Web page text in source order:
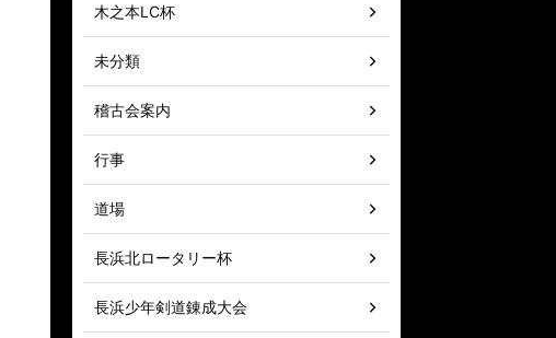
木之本LC杯
未分類
稽古会案内
行事
道場
長浜北ロータリー杯
長浜少年剣道錬成大会